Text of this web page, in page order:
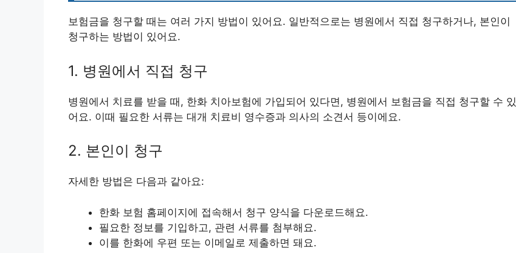
보험금을 청구할 때는 여러 가지 방법이 있어요. 일반적으로는 병원에서 직접 청구하거나, 본인이
청구하는 방법이 있어요.
1. 병원에서 직접 청구
병원에서 치료를 받을 때, 한화 치아보험에 가입되어 있다면, 병원에서 보험금을 직접 청구할 수 있
어요. 이때 필요한 서류는 대개 치료비 영수증과 의사의 소견서 등이에요.
2. 본인이 청구
자세한 방법은 다음과 같아요:
한화 보험 홈페이지에 접속해서 청구 양식을 다운로드해요.
필요한 정보를 기입하고, 관련 서류를 첨부해요.
이를 한화에 우편 또는 이메일로 제출하면 돼요.